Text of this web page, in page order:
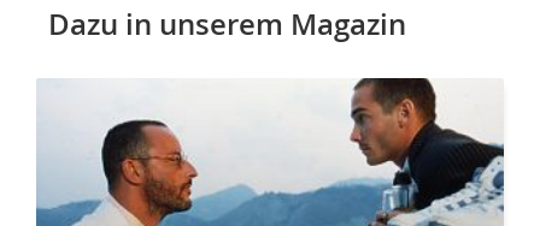
Dazu in unserem Magazin